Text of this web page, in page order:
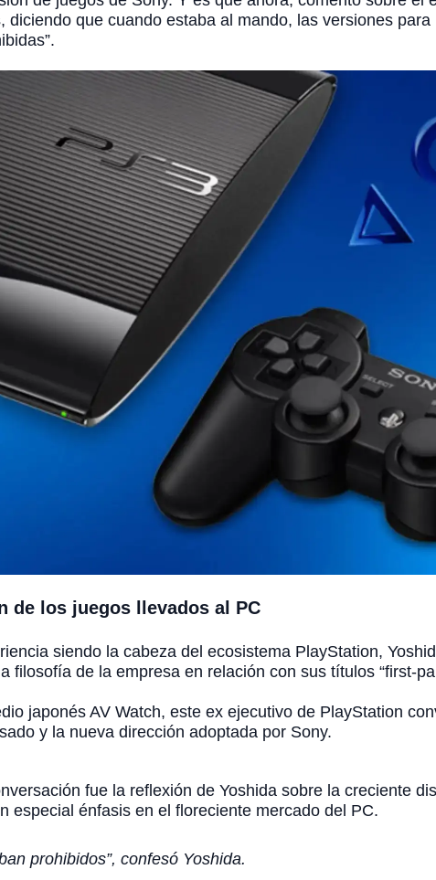
diciendo que cuando estaba al mando, las versiones
de los juegos llevados al PC
siendo la cabeza del ecosistema PlayStation,
filosofía de la empresa en relación con sus títulos “first-
japonés AV Watch, este ex ejecutivo de PlayStation
y la nueva dirección adoptada por Sony.
fue la reflexión de Yoshida sobre la creciente
especial énfasis en el floreciente mercado del PC.
prohibidos”, confesó Yoshida.